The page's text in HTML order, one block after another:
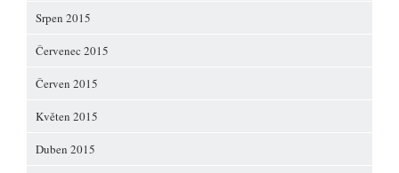
Srpen 2015
Červenec 2015
Červen 2015
Květen 2015
Duben 2015